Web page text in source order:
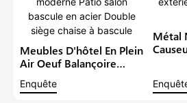
Meubles D'hôtel En Plein
Air Oeuf Balançoire
Canapé Moderne Patio
Enquête
Métal